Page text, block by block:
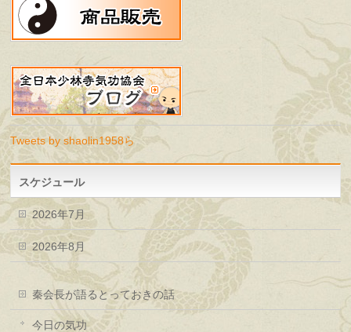
Tweets by shaolin1958ら
スケジュール
2026年7月
2026年8月
秦会長が語るとっておきの話
今日の気功